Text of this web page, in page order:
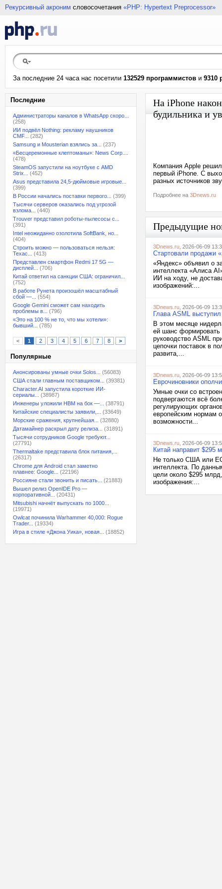
Рекурсивный акроним словосочетания «PHP: Hypertext Preprocessor»
За последние 24 часа нас посетили 132529 программистов и 9310
Последние
Администраторы каналов в WhatsApp скоро...
(258)
ИИ подвёл Nothing: рекламу наушников
CMF...
(282)
Samsung и Mousterian взялись за...
(237)
«Бесцеремонные клептоманы»: News Corp....
(478)
SteamOS запустили на ноутбуке с AMD
Strix...
(452)
Asus представила 24,5-дюймовые игровые...
(399)
В России начались поставки первого...
(399)
Тысячи серверов оказались под угрозой
взлома...
(440)
Trouver представил роботы-пылесосы с...
(391)
Intel неожиданно озолотила SoftBank, но...
(404)
Строить можно — пользоваться нельзя:
Техас...
(413)
Представлен смартфон Redmi 17 5G —
дисплей...
(706)
Китай ответил на санкции США: ограничил...
(752)
В работе Рунета произошёл масштабный
сбой —...
(554)
Google Gemini сможет сам находить
проблемы в...
(796)
«Это на 100 % не то, что мы хотели»:
бывший...
(785)
< 1 2 3 4 5 6 7 8 >
Популярные
Анонсированы умные очки Solos...
(56083)
США стали главным поставщиком...
(39381)
Character.AI запустила короткие ИИ-
сериалы...
(38987)
Инженеры уложили HBM на бок —...
(38791)
Китайские специалисты заявили,...
(33649)
Морские сражения, крупнейшая...
(32880)
Датамайнер раскрыл дату релиза...
(31891)
Тысячи сотрудников Google требуют...
(27791)
Thermaltake представила блок питания,...
(26317)
Chrome для Android стал заметно
плавнее: Google...
(22196)
Россияне стали звонить и писать...
(21883)
Вышел релиз OpenIDE Pro —
корпоративной...
(20431)
Mitsubishi начнёт выпускать по 1000...
(19971)
Owlcat починила Warhammer 40,000: Rogue
Trader...
(19334)
Игра в стиле «Джона Уика», новая...
(18852)
На iPhone
будильника и
Компания Apple
первый iPhone. С
разных источников
Подробнее на 3Dnews.ru
Предыдущие
3Dnews.ru , 2026-06-09
Стартовали продажи
«Яндекс» объявил о
интеллекта «Алиса
ИИ на ходу, не
изображений:...
3Dnews.ru , 2026-06-09
Глава ASML
В этом месяце
ей шанс формировать
руководство ASML
цепочки поставок в
развита,...
3Dnews.ru , 2026-06-09
Еврочиновники
Умные очки со
подвергаются всё
регулирующих
европейским нормам
возможности...
3Dnews.ru , 2026-06-09
Китай направит
Не только США или
интеллекта. По
цели около $295
изображения:...